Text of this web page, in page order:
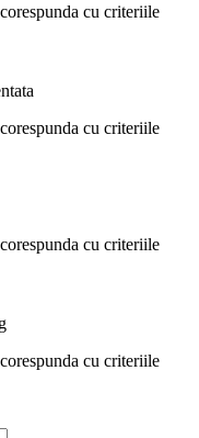
cu criteriile
cu criteriile
cu criteriile
cu criteriile